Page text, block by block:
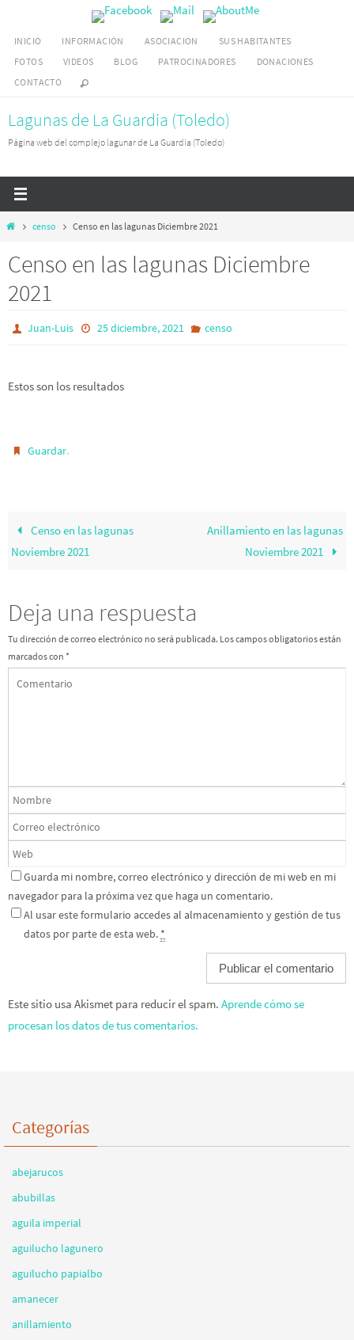
contenido
INICIO INFORMACIÓN ASOCIACION
SUS HABITANTES
FOTOS
VIDEOS BLOG PATROCINADORES
DONACIONES
CONTACTO
Lagunas de La Guardia (Toledo)
Página web del complejo lagunar de La Guardia (Toledo)
Iniciocenso Censo en las lagunas Diciembre 2021
Censo en las lagunas Diciembre
2021
Juan-Luis 25 diciembre, 2021 censo
Estos son los resultados
Guardar.
Censo en las lagunas
Noviembre 2021
Anillamiento en las lagunas
Noviembre 2021
Deja una respuesta
Tu dirección de correo electrónico no será publicada. Los campos obligatorios están
marcados con *
Guarda mi nombre, correo electrónico y dirección de mi web en mi
navegador para la próxima vez que haga un comentario.
Al usar este formulario accedes al almacenamiento y gestión de tus
datos por parte de esta web. *
Este sitio usa Akismet para reducir el spam. Aprende cómo se
procesan los datos de tus comentarios.
Categorías
abejarucos
abubillas
aguila imperial
aguilucho lagunero
aguilucho papialbo
amanecer
anillamiento